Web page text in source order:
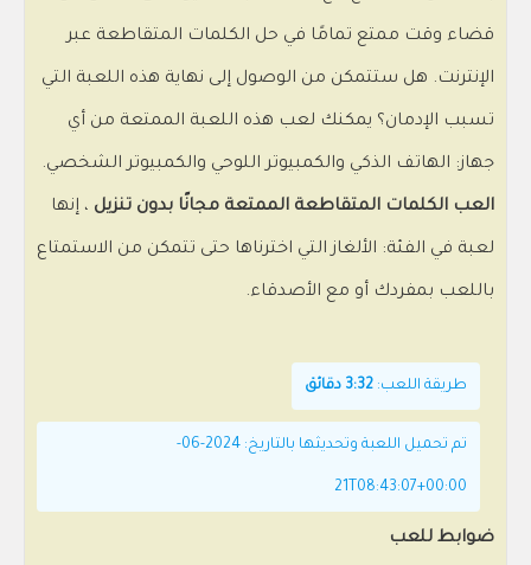
قضاء وقت ممتع تمامًا في حل الكلمات المتقاطعة عبر
الإنترنت. هل ستتمكن من الوصول إلى نهاية هذه اللعبة التي
تسبب الإدمان؟ يمكنك لعب هذه اللعبة الممتعة من أي
جهاز: الهاتف الذكي والكمبيوتر اللوحي والكمبيوتر الشخصي.
العب الكلمات المتقاطعة الممتعة مجانًا بدون تنزيل ، إنها
لعبة في الفئة: الألغاز التي اخترناها حتى تتمكن من الاستمتاع
باللعب بمفردك أو مع الأصدقاء.
طريقة اللعب: 3:32 دقائق
تم تحميل اللعبة وتحديثها بالتاريخ: 2024-06-
21T08:43:07+00:00
ضوابط للعب